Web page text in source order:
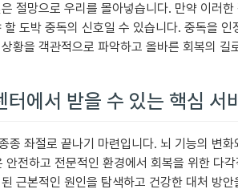
절망으로 우리를 몰아넣습니다. 만약 이러
도박 중독의 신호일 수 있습니다. 중독을
황을 객관적으로 파악하고 올바른 회복의 길
에서 받을 수 있는 핵심 서
종 좌절로 끝나기 마련입니다. 뇌 기능의 변
안전하고 전문적인 환경에서 회복을 위한 다
근본적인 원인을 탐색하고 건강한 대처 방